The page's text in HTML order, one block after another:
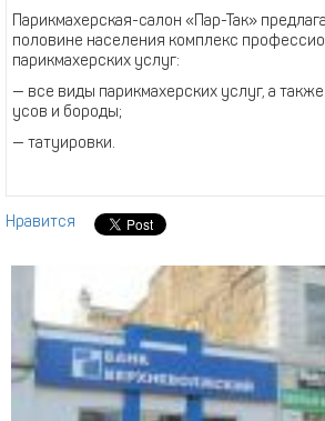
Парикмахерская-салон «Пар-Так»
половине населения комплекс
парикмахерских услуг:
— все виды парикмахерских услуг, а
усов и бороды;
— татуировки.
Нравится